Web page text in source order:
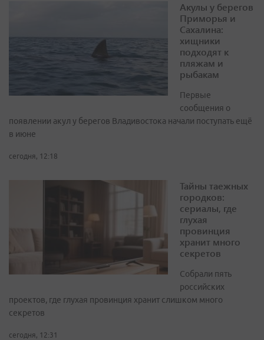
Акулы у берегов
Приморья и
Сахалина:
хищники
подходят к
пляжам и
рыбакам
Первые
сообщения о
появлении акул у берегов Владивостока начали поступать ещё
в июне
сегодня, 12:18
Тайны таежных
городков:
сериалы, где
глухая
провинция
хранит много
секретов
Собрали пять
российских
проектов, где глухая провинция хранит слишком много
секретов
сегодня, 12:31